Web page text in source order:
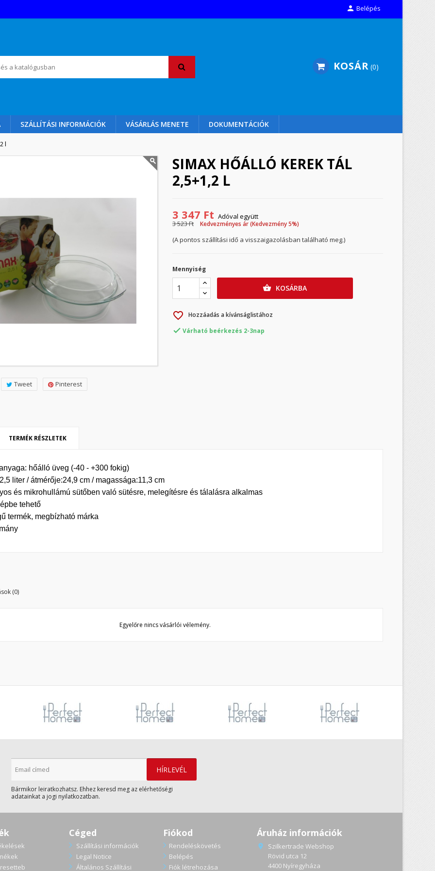
 Belépés
KOSÁR 0
SZÁLLÍTÁSI INFORMÁCIÓK VÁSÁRLÁS MENETE DOKUMENTÁCIÓK
l
Tweet Pinterest
SIMAX HŐÁLLÓ KEREK TÁL
2,5+1,2 L
3 347 Ft Adóval együtt
3 523 Ft
Kedvezményes ár (Kedvezmény 5%)
(A pontos szállítási idő a visszaigazolásban található meg.)
Mennyiség
 KOSÁRBA
favorite_border Hozzáadás a kívánságlistához
 Várható beérkezés 2-3nap
TERMÉK RÉSZLETEK
hőálló üveg (-40 - +300 fokig)
liter / átmérője:24,9 cm / magassága:11,3 cm
és mikrohullámú sütőben való sütésre, melegítésre és tálalásra alkalmas
tehető
termék, megbízható márka
(0)
Egyelőre nincs vásárlói vélemény.
Bármikor leiratkozhatsz. Ehhez keresd meg az elérhetőségi
adatainkat a jogi nyilatkozatban.
Céged
Szállítási információk
Legal Notice
Általános Szállítási
Fiókod
Rendeléskövetés
Belépés
Fiók létrehozása
Áruház információk

Szilkertrade Webshop
Rövid utca 12
4400 Nyíregyháza
wishlists ×
Create new list
neve
kell jelentkezned a termékek kívánságlistába történő mentéséhez.